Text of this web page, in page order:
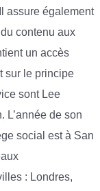
assure également
contenu aux
un accès
sur le principe
sont Lee
L’année de son
social est à San
: Londres,